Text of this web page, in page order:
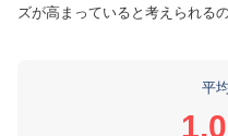
ズが高まっていると考えられるの
平